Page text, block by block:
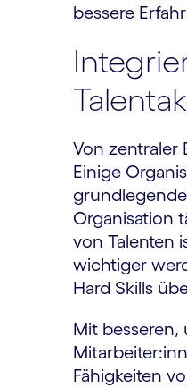
bessere
Von zentraler
Einige
Organisation
von Talenten
wichtiger
Hard Skills
Mit besseren,
Fähigkeiten